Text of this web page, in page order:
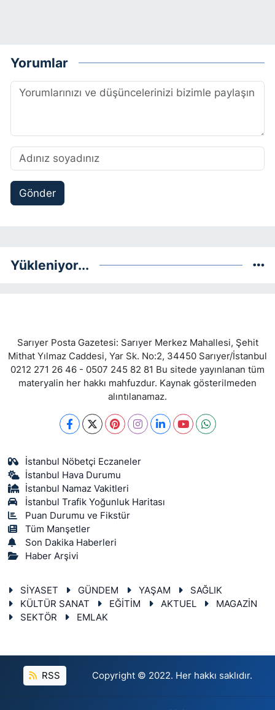
Yorumlar
Gönder
Yükleniyor...
Sarıyer Posta Gazetesi: Sarıyer Merkez Mahallesi, Şehit
Mithat Yılmaz Caddesi, Yar Sk. No:2, 34450 Sarıyer/İstanbul
0212 271 26 46 - 0507 245 82 81 Bu sitede yayınlanan tüm
materyalin her hakkı mahfuzdur. Kaynak gösterilmeden
alıntılanamaz.
İstanbul Nöbetçi Eczaneler
İstanbul Hava Durumu
İstanbul Namaz Vakitleri
İstanbul Trafik Yoğunluk Haritası
Puan Durumu ve Fikstür
Tüm Manşetler
Son Dakika Haberleri
Haber Arşivi
SİYASET GÜNDEM YAŞAM
SAĞLIK
KÜLTÜR SANAT
EĞİTİM AKTUEL
MAGAZİN
SEKTÖR
EMLAK
RSS Copyright © 2022. Her hakkı saklıdır.